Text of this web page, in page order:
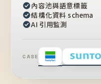
內容池與語意標籤
結構化資料 schema
AI 引用監測
CASE